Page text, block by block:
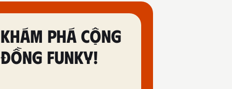
KHÁM PHÁ CỘNG
ĐỒNG FUNKY!